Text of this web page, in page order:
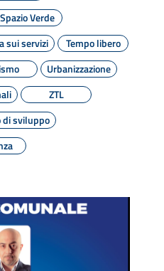
Spazio Verde
sui servizi
Tempo libero
Urbanizzazione
ZTL
di sviluppo